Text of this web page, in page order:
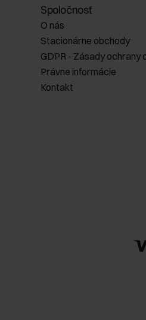
Spoločnosť
O nás
Stacionárne obchody
GDPR - Zásady ochrany
Právne informácie
Kontakt